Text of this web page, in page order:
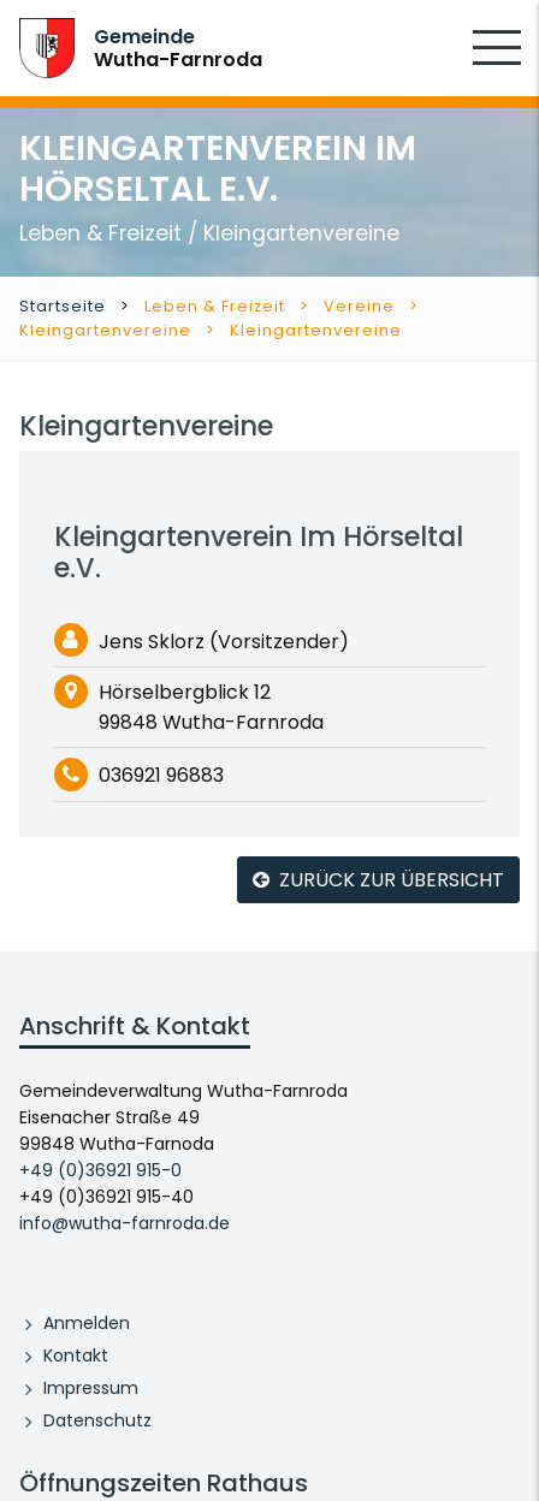
Gemeinde
Wutha-Farnroda
KLEINGARTENVEREIN IM
HÖRSELTAL E.V.
Leben & Freizeit / Kleingartenvereine
Startseite Leben & Freizeit
Vereine
Kleingartenvereine
Kleingartenvereine
Kleingartenvereine
Kleingartenverein Im Hörseltal
e.V.
Jens Sklorz (Vorsitzender)
Hörselbergblick 12
99848 Wutha-Farnroda
036921 96883
ZURÜCK ZUR ÜBERSICHT
Anschrift & Kontakt
Gemeindeverwaltung Wutha-Farnroda
Eisenacher Straße 49
99848 Wutha-Farnoda
+49 (0)36921 915-0
+49 (0)36921 915-40
info@wutha-farnroda.de
Anmelden
Kontakt
Impressum
Datenschutz
Öffnungszeiten Rathaus